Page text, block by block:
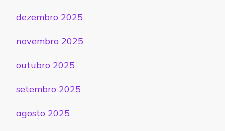
dezembro 2025
novembro 2025
outubro 2025
setembro 2025
agosto 2025